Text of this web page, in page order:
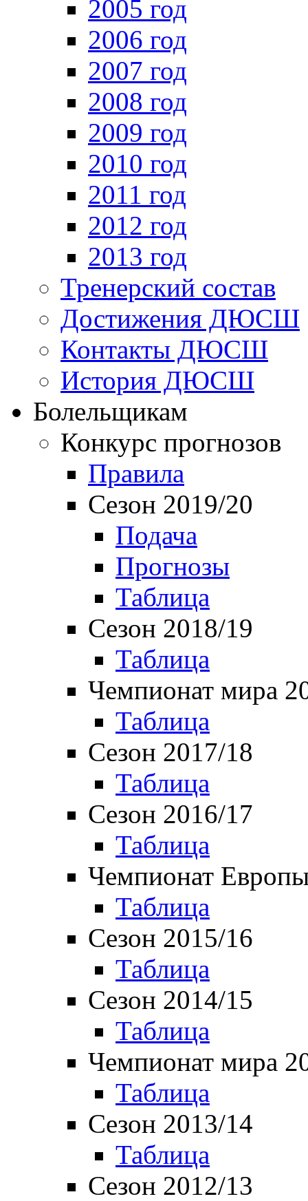
2005 год
2006 год
2007 год
2008 год
2009 год
2010 год
2011 год
2012 год
2013 год
Тренерский состав
Достижения ДЮСШ
Контакты ДЮСШ
История ДЮСШ
Болельщикам
Конкурс прогнозов
Правила
Сезон 2019/20
Подача
Прогнозы
Таблица
Сезон 2018/19
Таблица
Чемпионат мира
Таблица
Сезон 2017/18
Таблица
Сезон 2016/17
Таблица
Чемпионат
Таблица
Сезон 2015/16
Таблица
Сезон 2014/15
Таблица
Чемпионат мира
Таблица
Сезон 2013/14
Таблица
Сезон 2012/13